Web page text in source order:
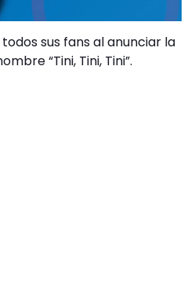
sus fans al anunciar la
“Tini, Tini, Tini”.